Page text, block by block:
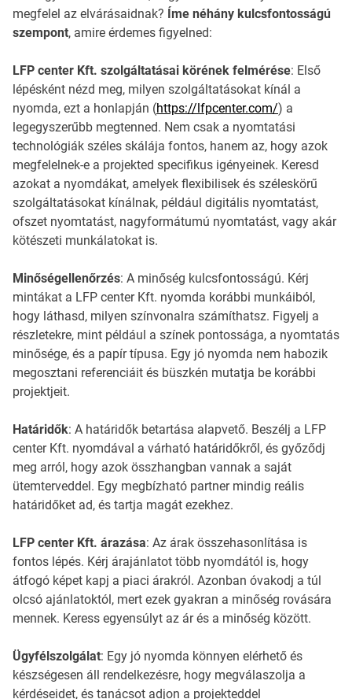
megfelel az elvárásaidnak? Íme néhány kulcsfontosságú
szempont, amire érdemes figyelned:
LFP center Kft. szolgáltatásai körének felmérése: Első
lépésként nézd meg, milyen szolgáltatásokat kínál a
nyomda, ezt a honlapján (https://lfpcenter.com/) a
legegyszerűbb megtenned. Nem csak a nyomtatási
technológiák széles skálája fontos, hanem az, hogy azok
megfelelnek-e a projekted specifikus igényeinek. Keresd
azokat a nyomdákat, amelyek flexibilisek és széleskörű
szolgáltatásokat kínálnak, például digitális nyomtatást,
ofszet nyomtatást, nagyformátumú nyomtatást, vagy akár
kötészeti munkálatokat is.
Minőségellenőrzés: A minőség kulcsfontosságú. Kérj
mintákat a LFP center Kft. nyomda korábbi munkáiból,
hogy láthasd, milyen színvonalra számíthatsz. Figyelj a
részletekre, mint például a színek pontossága, a nyomtatás
minősége, és a papír típusa. Egy jó nyomda nem habozik
megosztani referenciáit és büszkén mutatja be korábbi
projektjeit.
Határidők: A határidők betartása alapvető. Beszélj a LFP
center Kft. nyomdával a várható határidőkről, és győződj
meg arról, hogy azok összhangban vannak a saját
ütemterveddel. Egy megbízható partner mindig reális
határidőket ad, és tartja magát ezekhez.
LFP center Kft. árazása: Az árak összehasonlítása is
fontos lépés. Kérj árajánlatot több nyomdától is, hogy
átfogó képet kapj a piaci árakról. Azonban óvakodj a túl
olcsó ajánlatoktól, mert ezek gyakran a minőség rovására
mennek. Keress egyensúlyt az ár és a minőség között.
Ügyfélszolgálat: Egy jó nyomda könnyen elérhető és
készségesen áll rendelkezésre, hogy megválaszolja a
kérdéseidet, és tanácsot adjon a projekteddel